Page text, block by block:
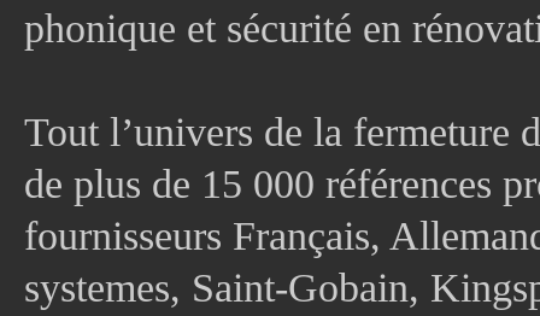
phonique et sécurité en
Tout l’univers de la fermeture
de plus de 15 000 références
fournisseurs Français,
systemes, Saint-Gobain,